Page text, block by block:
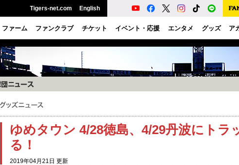
Tigers-net.com English
ファーム ファンクラブ チケット イベント・応援 エンタメ グッズ ア
ゆめタウン 4/28徳島、4/29丹波にトラ
る！
2019年04月21日 更新